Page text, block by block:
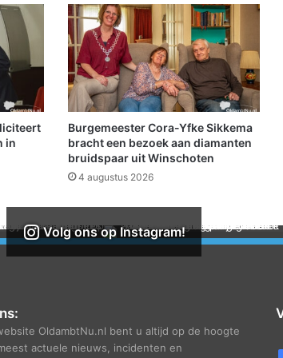
in
Burgemeester Cora-Yfke Sikkema
bracht een bezoek aan diamanten
bruidspaar uit Winschoten
4 augustus 2026
Volg ons op Instagram!
OldambtNu.nl bent u altijd op de hoogte
actuele nieuws, incidenten en